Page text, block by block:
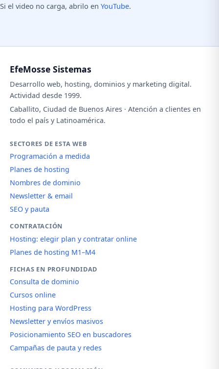
Si el video no carga, abrilo en YouTube.
EfeMosse Sistemas
Desarrollo web, hosting, dominios y marketing digital.
Actividad desde 1999.
Caballito, Ciudad de Buenos Aires · Atención a clientes en
todo el país y Latinoamérica.
SECTORES DE ESTA WEB
Programación a medida
Planes de hosting
Nombres de dominio
Newsletter & email
SEO y pauta
CONTRATACIÓN
Hosting: elegir plan y contratar online
Planes de hosting M1–M4
FICHAS EN PROFUNDIDAD
Consulta de dominio
Cursos online
Hosting para WordPress
Newsletter y envíos masivos
Posicionamiento SEO en buscadores
Campañas de pauta y redes